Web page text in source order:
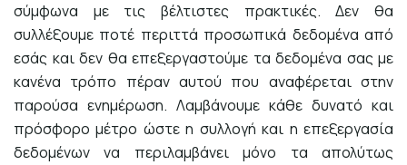
σύμφωνα με τις βέλτιστες πρακτικές. Δεν θα
συλλέξουμε ποτέ περιττά προσωπικά δεδομένα από
εσάς και δεν θα επεξεργαστούμε τα δεδομένα σας με
κανένα τρόπο πέραν αυτού που αναφέρεται στην
παρούσα ενημέρωση. Λαμβάνουμε κάθε δυνατό και
πρόσφορο μέτρο ώστε η συλλογή και η επεξεργασία
δεδομένων να περιλαμβάνει μόνο τα απολύτως